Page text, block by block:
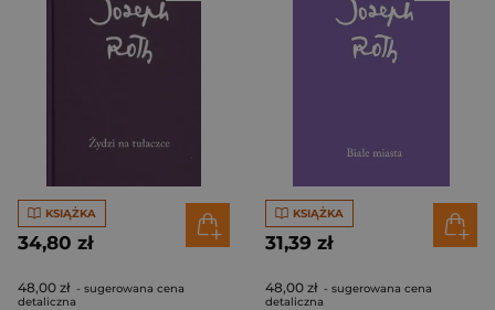
KSIĄŻKA
34,80 zł
48,00 zł - sugerowana cena
detaliczna
KSIĄŻKA
31,39 zł
48,00 zł - sugerowana cena
detaliczna